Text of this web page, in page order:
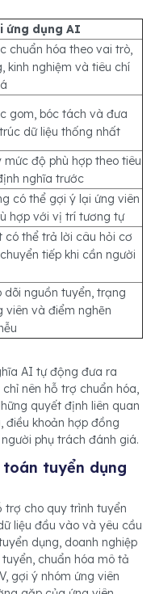
ứng dụng AI
chuẩn hóa theo vai trò,
kinh nghiệm và tiêu chí
gom, bóc tách và đưa
dữ liệu thống nhất
mức độ phù hợp theo tiêu
nghĩa trước
có thể gợi ý lại ứng viên
hợp với vị trí tương tự
có thể trả lời câu hỏi cơ
tiếp khi cần người
dõi nguồn tuyển, trạng
viên và điểm nghẽn
AI tự động đưa ra
nên hỗ trợ chuẩn hóa,
quyết định liên quan
điều khoản hợp đồng
phụ trách đánh giá.
tuyển dụng
trợ cho quy trình tuyển
liệu đầu vào và yêu cầu
dụng, doanh nghiệp
chuẩn hóa mô tả
gợi ý nhóm ứng viên